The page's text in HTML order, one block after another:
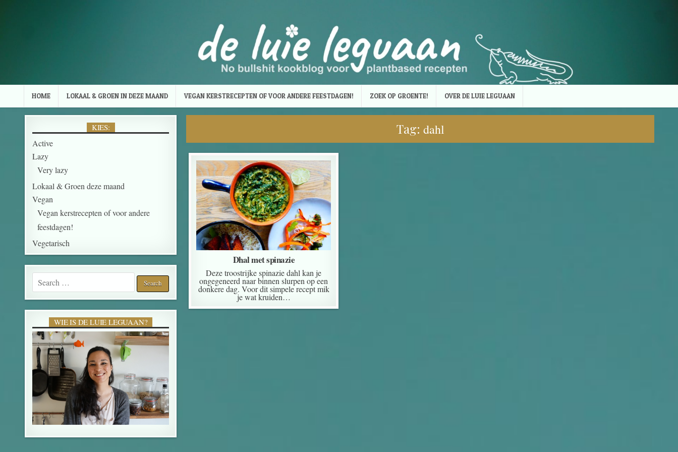
HOME LOKAAL & GROEN IN DEZE MAAND VEGAN KERSTRECEPTEN OF VOOR ANDERE FEESTDAGEN! ZOEK OP GROENTE! OVER DE LUIE LEGUAAN
Tag: dahl
Dhal met spinazie
Deze troostrijke spinazie dahl kan je
ongegeneerd naar binnen slurpen op een
donkere dag. Voor dit simpele recept mik
je wat kruiden…
KIES:
Active
Lazy
Very lazy
Lokaal & Groen deze maand
Vegan
Vegan kerstrecepten of voor andere
feestdagen!
Vegetarisch
Search for:
WIE IS DE LUIE LEGUAAN?